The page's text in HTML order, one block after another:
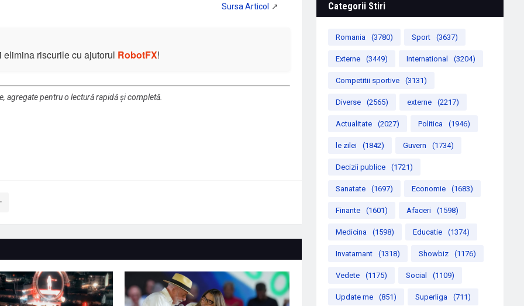
riscurile cu ajutorul RobotFX!
agregate pentru o lectură rapidă și completă.
Categorii Stiri
Romania (3780) Sport (3637)
Externe (3449) International (3204)
Competitii sportive (3131)
Diverse (2565) externe (2217)
Actualitate (2027) Politica (1946)
le zilei (1842) Guvern (1734)
Decizii publice (1721)
Sanatate (1697) Economie (1683)
Finante (1601) Afaceri (1598)
Medicina (1598) Educatie (1374)
Invatamant (1318) Showbiz (1176)
Vedete (1175) Social (1109)
Update me (851) Superliga (711)